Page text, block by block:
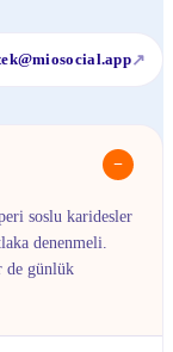
↗
−
soslu karidesler
denenmeli.
de günlük